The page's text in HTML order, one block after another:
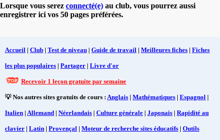
Lorsque vous serez connecté(e) au club, vous pourrez aussi
enregistrer ici vos 50 pages préférées.
Accueil | Club | Test de niveau | Guide de travail | Meilleures fiches | Fiches
les plus populaires | Partager | Livre d'or
Recevoir 1 leçon gratuite par semaine
💡 Nos autres sites gratuits de cours : Anglais | Mathématiques | Espagnol |
Italien | Allemand | Néerlandais | Culture générale | Japonais | Rapidité au
clavier | Latin | Provençal | Moteur de recherche sites éducatifs | Outils